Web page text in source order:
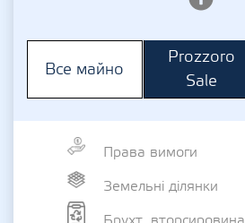
Все майно
Prozzoro
Sale
Права вимоги
Земельні ділянки